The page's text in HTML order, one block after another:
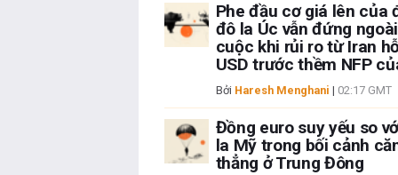
Phe đầu cơ giá lên của
đô la Úc vẫn đứng ngoài
cuộc khi rủi ro từ Iran
USD trước thềm NFP
Bởi Haresh Menghani | 02:17 GMT
Đồng euro suy yếu so
la Mỹ trong bối cảnh
thẳng ở Trung Đông